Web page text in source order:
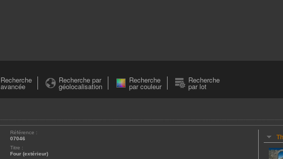
Recherche
avancée
Recherche par
géolocalisation
Recherche
par couleur
Recherche
par lot
Référence :
07046
Titre :
Four (extérieur)